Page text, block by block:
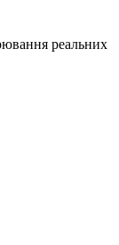
реальних